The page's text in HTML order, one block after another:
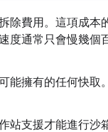
除費用。這項成本
度通常只會慢幾個
能擁有的任何快取
站支援才能進行沙